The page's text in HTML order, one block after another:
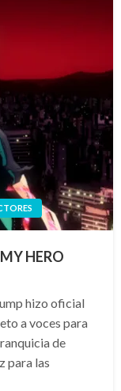
HERO
hizo oficial
a voces para
de
para las